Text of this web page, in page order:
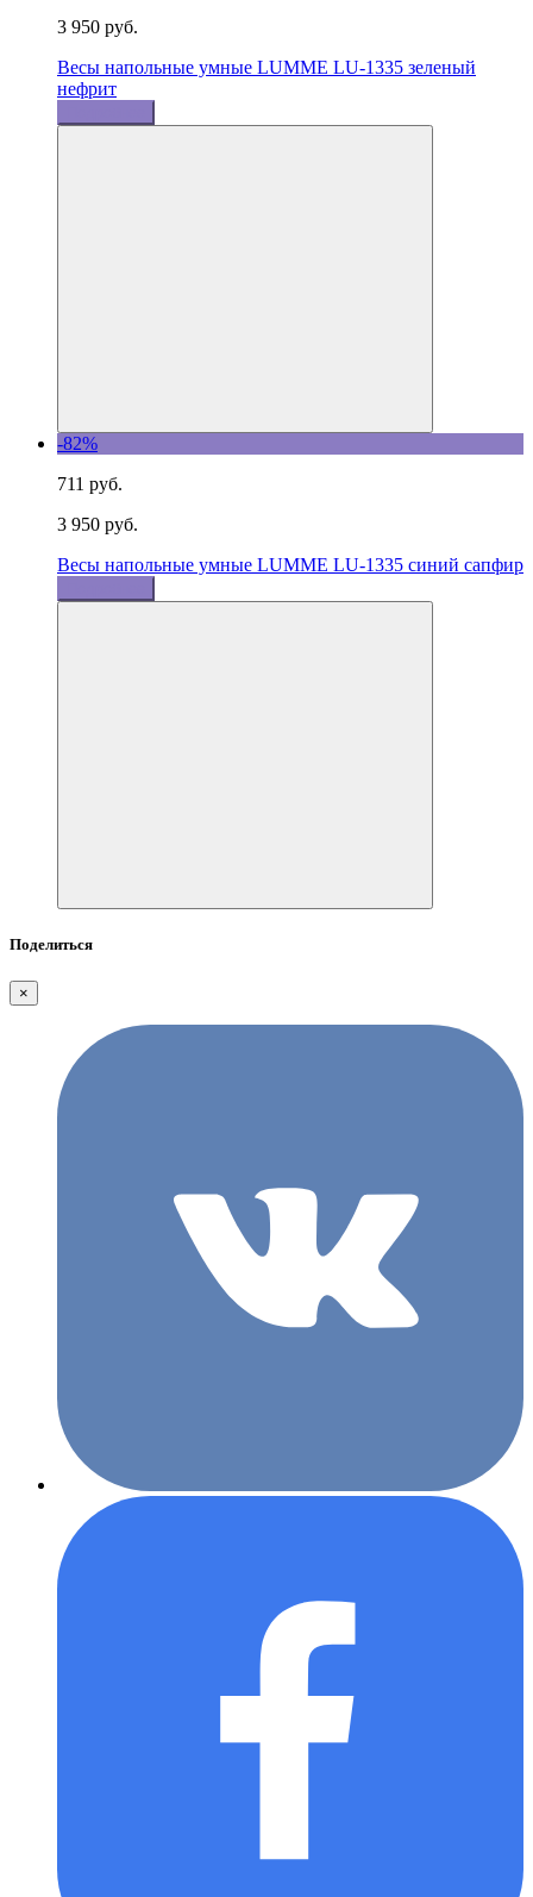
3 950 руб.
Весы напольные умные LUMME LU-1335 зеленый
нефрит
-82%
711 руб.
3 950 руб.
Весы напольные умные LUMME LU-1335 синий сапфир
Поделиться
×